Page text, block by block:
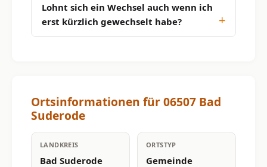
Lohnt sich ein Wechsel auch wenn ich
erst kürzlich gewechselt habe?
Ortsinformationen für 06507 Bad
Suderode
LANDKREIS
Bad Suderode
ORTSTYP
Gemeinde